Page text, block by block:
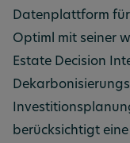
Datenplattform
Optiml mit seiner
Estate Decision
berücksichtigt